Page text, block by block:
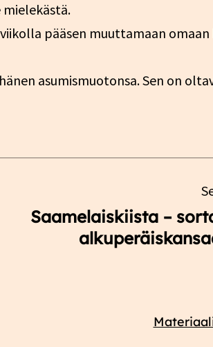
mielekästä.
pääsen muuttamaan
asumismuotonsa. Sen on
Saamelaiskiista –